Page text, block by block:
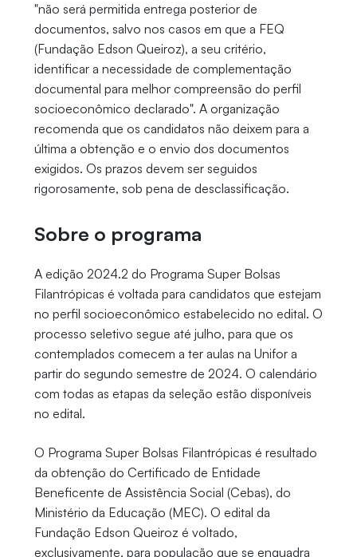
"não será permitida entrega posterior de
documentos, salvo nos casos em que a FEQ
(Fundação Edson Queiroz), a seu critério,
identificar a necessidade de complementação
documental para melhor compreensão do perfil
socioeconômico declarado". A organização
recomenda que os candidatos não deixem para a
última a obtenção e o envio dos documentos
exigidos. Os prazos devem ser seguidos
rigorosamente, sob pena de desclassificação.
Sobre o programa
A edição 2024.2 do Programa Super Bolsas
Filantrópicas é voltada para candidatos que estejam
no perfil socioeconômico estabelecido no edital. O
processo seletivo segue até julho, para que os
contemplados comecem a ter aulas na Unifor a
partir do segundo semestre de 2024. O calendário
com todas as etapas da seleção estão disponíveis
no edital.
O Programa Super Bolsas Filantrópicas é resultado
da obtenção do Certificado de Entidade
Beneficente de Assistência Social (Cebas), do
Ministério da Educação (MEC). O edital da
Fundação Edson Queiroz é voltado,
exclusivamente, para população que se enquadra